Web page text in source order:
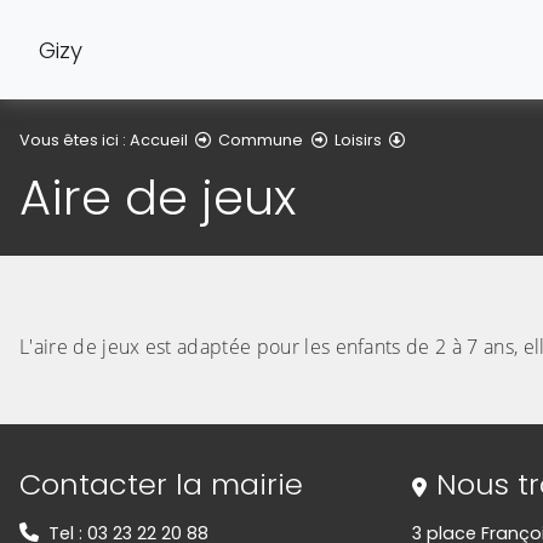
Gizy
Vous êtes ici : Accueil Commune Loisirs
Aire de jeux
L'aire de jeux est adaptée pour les enfants de 2 à 7 ans,
Informations de contact
Contacter la mairie
Tel : 03 23 22 20 88
Nous
3 place